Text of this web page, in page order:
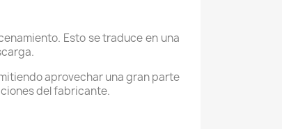
Esto se traduce en una
aprovechar una gran parte
del fabricante.